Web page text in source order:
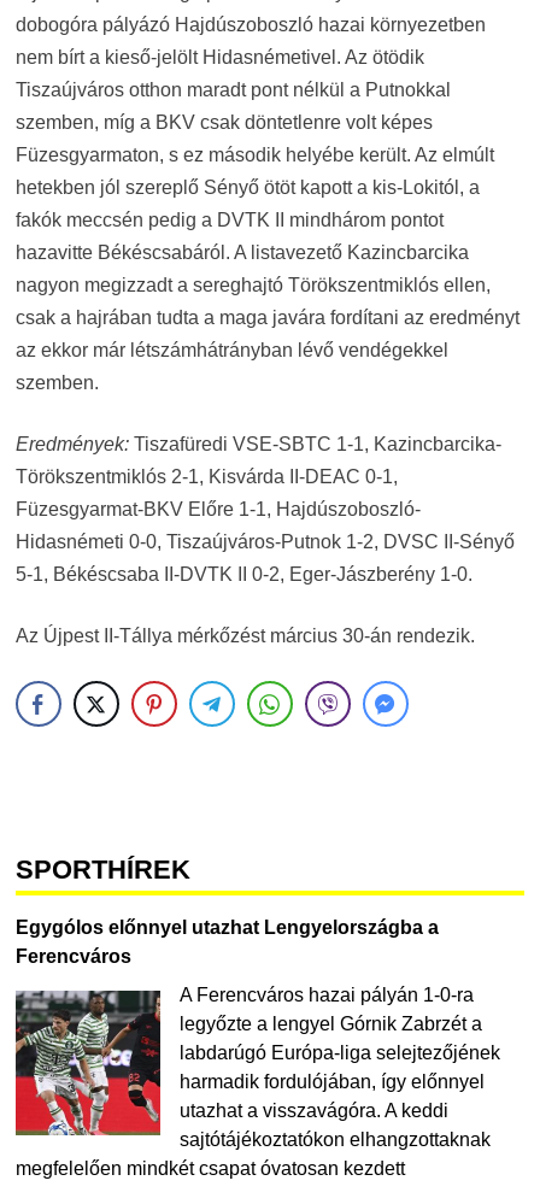
dobogóra pályázó Hajdúszoboszló hazai környezetben
nem bírt a kieső-jelölt Hidasnémetivel. Az ötödik
Tiszaújváros otthon maradt pont nélkül a Putnokkal
szemben, míg a BKV csak döntetlenre volt képes
Füzesgyarmaton, s ez második helyébe került. Az elmúlt
hetekben jól szereplő Sényő ötöt kapott a kis-Lokitól, a
fakók meccsén pedig a DVTK II mindhárom pontot
hazavitte Békéscsabáról. A listavezető Kazincbarcika
nagyon megizzadt a sereghajtó Törökszentmiklós ellen,
csak a hajrában tudta a maga javára fordítani az eredményt
az ekkor már létszámhátrányban lévő vendégekkel
szemben.
Eredmények:Tiszafüredi VSE-SBTC 1-1, Kazincbarcika-
Törökszentmiklós 2-1, Kisvárda II-DEAC 0-1,
Füzesgyarmat-BKV Előre 1-1, Hajdúszoboszló-
Hidasnémeti 0-0, Tiszaújváros-Putnok 1-2, DVSC II-Sényő
5-1, Békéscsaba II-DVTK II 0-2, Eger-Jászberény 1-0.
Az Újpest II-Tállya mérkőzést március 30-án rendezik.
SPORTHÍREK
Egygólos előnnyel utazhat Lengyelországba a
Ferencváros
A Ferencváros hazai pályán 1-0-ra
legyőzte a lengyel Górnik Zabrzét a
labdarúgó Európa-liga selejtezőjének
harmadik fordulójában, így előnnyel
utazhat a visszavágóra. A keddi
sajtótájékoztatókon elhangzottaknak
megfelelően mindkét csapat óvatosan kezdett